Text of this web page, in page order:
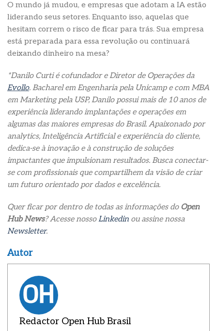
O mundo já mudou, e empresas que adotam a IA estão
liderando seus setores. Enquanto isso, aquelas que
hesitam correm o risco de ficar para trás. Sua empresa
está preparada para essa revolução ou continuará
deixando dinheiro na mesa?
*Danilo Curti é cofundador e Diretor de Operações da
Evollo. Bacharel em Engenharia pela Unicamp e com MBA
em Marketing pela USP, Danilo possui mais de 10 anos de
experiência liderando implantações e operações em
algumas das maiores empresas do Brasil. Apaixonado por
analytics, Inteligência Artificial e experiência do cliente,
dedica-se à inovação e à construção de soluções
impactantes que impulsionam resultados. Busca conectar-
se com profissionais que compartilhem da visão de criar
um futuro orientado por dados e excelência.
Quer ficar por dentro de todas as informações do Open
Hub News? Acesse nossoLinkedin ou assine nossa
Newsletter.
Autor
Redactor Open Hub Brasil